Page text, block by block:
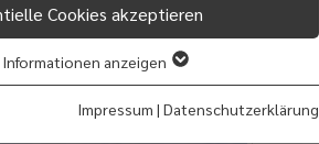
Cookies akzeptieren
anzeigen
Impressum | Datenschutzerklärung